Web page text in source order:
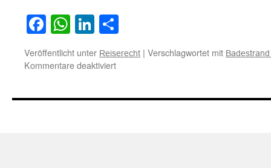
Facebook
WhatsApp
LinkedIn
Veröffentlicht unter Reiserecht | Verschlagwortet mit
Kommentare deaktiviertfür
der